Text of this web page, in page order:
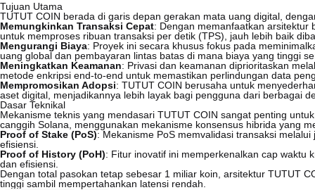
Tujuan Utama
TUTUT COIN berada di garis depan gerakan mata uang digital,
Memungkinkan Transaksi Cepat: Dengan memanfaatkan arsitektur
untuk memproses ribuan transaksi per detik (TPS), jauh lebih baik
Mengurangi Biaya: Proyek ini secara khusus fokus pada
uang global dan pembayaran lintas batas di mana biaya yang tinggi
Meningkatkan Keamanan: Privasi dan keamanan diprioritaskan
metode enkripsi end-to-end untuk memastikan perlindungan data
Mempromosikan Adopsi: TUTUT COIN berusaha untuk
aset digital, menjadikannya lebih layak bagi pengguna dari berbagai
Dasar Teknikal
Mekanisme teknis yang mendasari TUTUT COIN sangat penting
canggih Solana, menggunakan mekanisme konsensus hibrida yang
Proof of Stake (PoS): Mekanisme PoS memvalidasi transaksi
efisiensi.
Proof of History (PoH): Fitur inovatif ini memperkenalkan cap waktu
dan efisiensi.
Dengan total pasokan tetap sebesar 1 miliar koin, arsitektur TUTUT
tinggi sambil mempertahankan latensi rendah.